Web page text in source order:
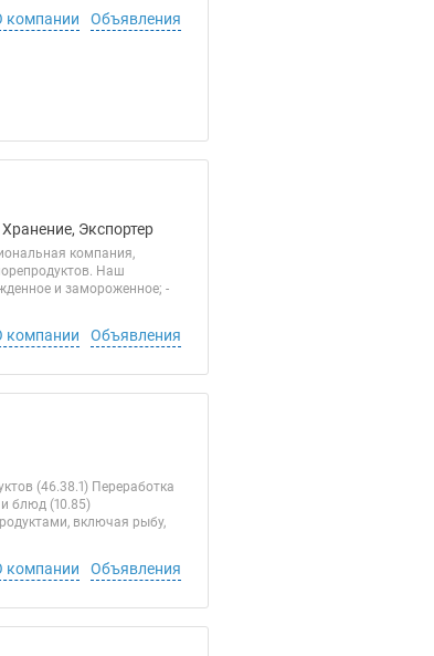
компании Объявления
Экспортер
компания,
Наш
и замороженное; -
компании Объявления
(46.38.1) Переработка
блюд (10.85)
включая рыбу,
компании Объявления